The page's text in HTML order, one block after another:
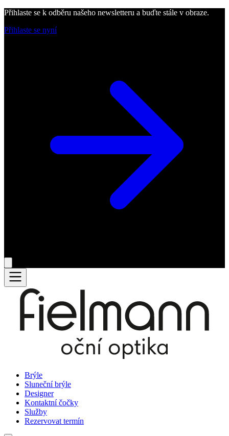
Přihlaste se k odběru našeho newsletteru a buďte stále v obraze.
Přihlaste se nyní
Brýle
Sluneční brýle
Designer
Kontaktní čočky
Služby
Rezervovat termín